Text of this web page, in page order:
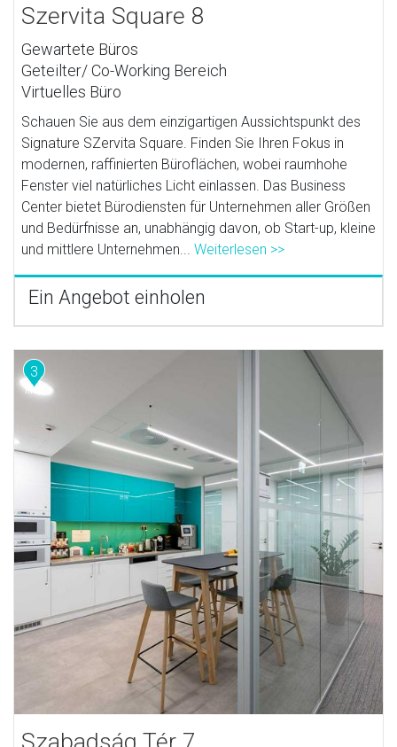
Szervita Square 8
Gewartete Büros
Geteilter/ Co-Working Bereich
Virtuelles Büro
Schauen Sie aus dem einzigartigen Aussichtspunkt des
Signature SZervita Square. Finden Sie Ihren Fokus in
modernen, raffinierten Büroflächen, wobei raumhohe
Fenster viel natürliches Licht einlassen. Das Business
Center bietet Bürodiensten für Unternehmen aller Größen
und Bedürfnisse an, unabhängig davon, ob Start-up, kleine
und mittlere Unternehmen...Weiterlesen >>
Ein Angebot einholen
3